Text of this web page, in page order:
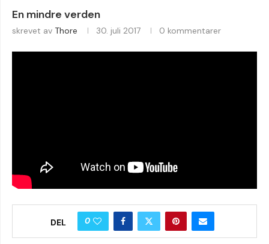
En mindre verden
skrevet av Thore 30. juli 2017 0 kommentarer
DEL 0